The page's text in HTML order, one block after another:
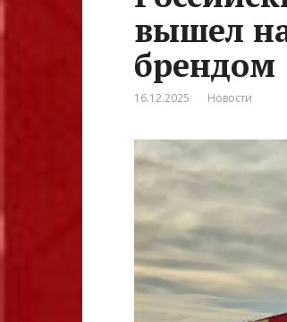
вышел
брендом
16.12.2025 Новости